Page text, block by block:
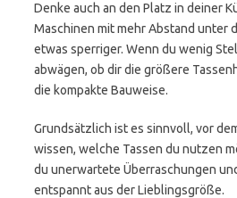
Denke auch an den Platz in deiner
Maschinen mit mehr Abstand unter
etwas sperriger. Wenn du wenig
abwägen, ob dir die größere
die kompakte Bauweise.
Grundsätzlich ist es sinnvoll, vor
wissen, welche Tassen du nutzen
du unerwartete Überraschungen
entspannt aus der Lieblingsgröße.